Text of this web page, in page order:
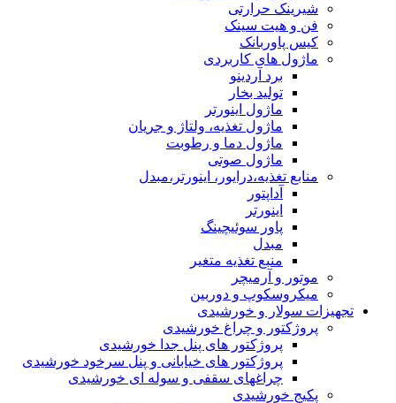
شیرینک حرارتی
فن و هیت سینک
کیس پاوربانک
ماژول های کاربردی
برد آردینو
تولید بخار
ماژول اینورتر
ماژول تغذیه، ولتاژ و جریان
ماژول دما و رطوبت
ماژول صوتی
منابع تغذیه،درایور، اینورتر،مبدل
آداپتور
اینورتر
پاور سوئیچینگ
مبدل
منبع تغذیه متغیر
موتور و آرمیچر
میکروسکوپ و دوربین
تجهیزات سولار و خورشیدی
پروژکتور و چراغ خورشیدی
پروژکتور های پنل جدا خورشیدی
پروژکتور های خیابانی و پنل سرخود خورشیدی
چراغهای سقفی و سوله ای خورشیدی
پکیج خورشیدی